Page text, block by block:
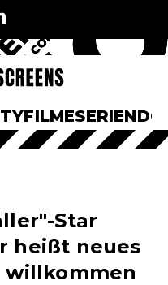
FILMESERIEN
Star
heißt neues